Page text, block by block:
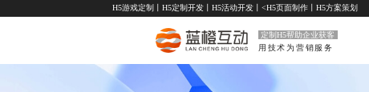
H5游戏定制 H5定制开发 H5活动开发 丨<H5页面制作 H5方案策划
定制H5帮助企业获客
用技术为营销服务